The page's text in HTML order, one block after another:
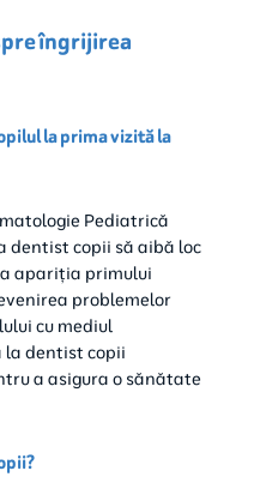
îngrijirea
la prima vizită la
Pediatrică
dentist copii să aibă loc
apariția primului
problemelor
cu mediul
la dentist copii
a asigura o sănătate